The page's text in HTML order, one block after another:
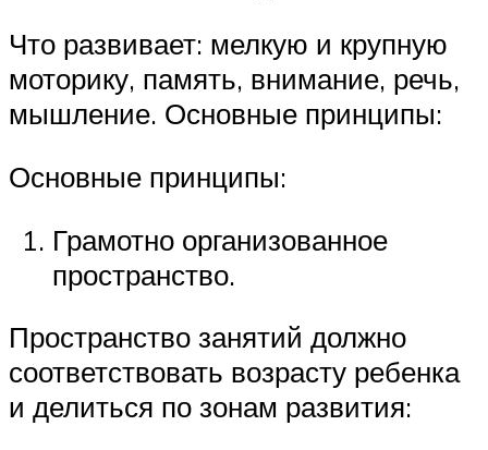
Что развивает: мелкую и крупную
моторику, память, внимание, речь,
мышление. Основные принципы:
Основные принципы:
Грамотно организованное
пространство.
Пространство занятий должно
соответствовать возрасту ребенка
и делиться по зонам развития: